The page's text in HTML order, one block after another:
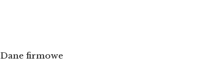
Dane firmowe